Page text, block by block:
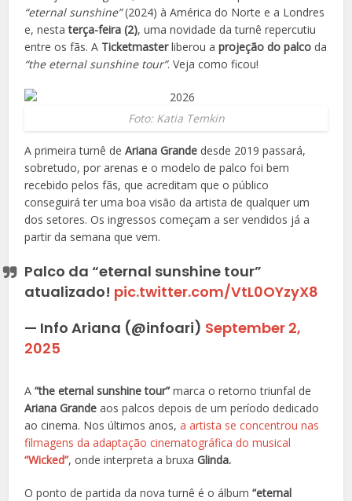
“eternal sunshine”(2024) à América do Norte e a Londres
e, nestaterça-feira (2), uma novidade da turnê repercutiu
entre os fãs. A Ticketmasterliberou aprojeção do palco da
“the eternal sunshine tour”. Veja como ficou!
Foto: Katia Temkin
A primeira turnê deAriana Grande desde 2019 passará,
sobretudo, por arenas e o modelo de palco foi bem
recebido pelos fãs, que acreditam que o público
conseguirá ter uma boa visão da artista de qualquer um
dos setores. Os ingressos começam a ser vendidos já a
partir da semana que vem.
Palco da “eternal sunshine tour”
atualizado! pic.twitter.com/VtL0OYzyX8
— Info Ariana (@infoari) September 2,
2025
A“the eternal sunshine tour” marca o retorno triunfal de
Ariana Grande aos palcos depois de um período dedicado
ao cinema. Nos últimos anos,a artista se concentrou nas
filmagens da adaptação cinematográfica do musical
“Wicked”, onde interpreta a bruxaGlinda.
O ponto de partida da nova turnê é o álbum“eternal